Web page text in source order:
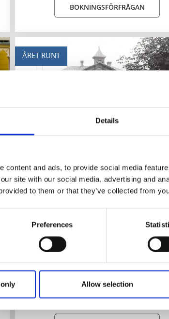
Details
content and ads, to provide social media
site with our social media, advertising and
to them or that they’ve collected from
Preferences
Allow selection
BOKNINGSFÖRFRÅGAN
ÅRET RUNT
Hjo
En guidad tur som berättar om
i Hjo Stadspark med fokus på
fokus på kurortsepoken
utomhus i Hjo Stadspark
Distans: ca 1 km
Tidsåtgång:
Bokningsbart:hela året
Arrangör:Hjo Turi...